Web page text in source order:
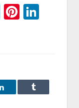
Twitter
LinkedIn Tumblr